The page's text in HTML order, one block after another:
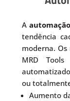
A
tendência
moderna.
MRD
ou
Aumento